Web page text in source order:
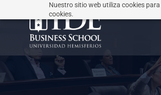
Nuestro sitio web utiliza cookies
cookies.